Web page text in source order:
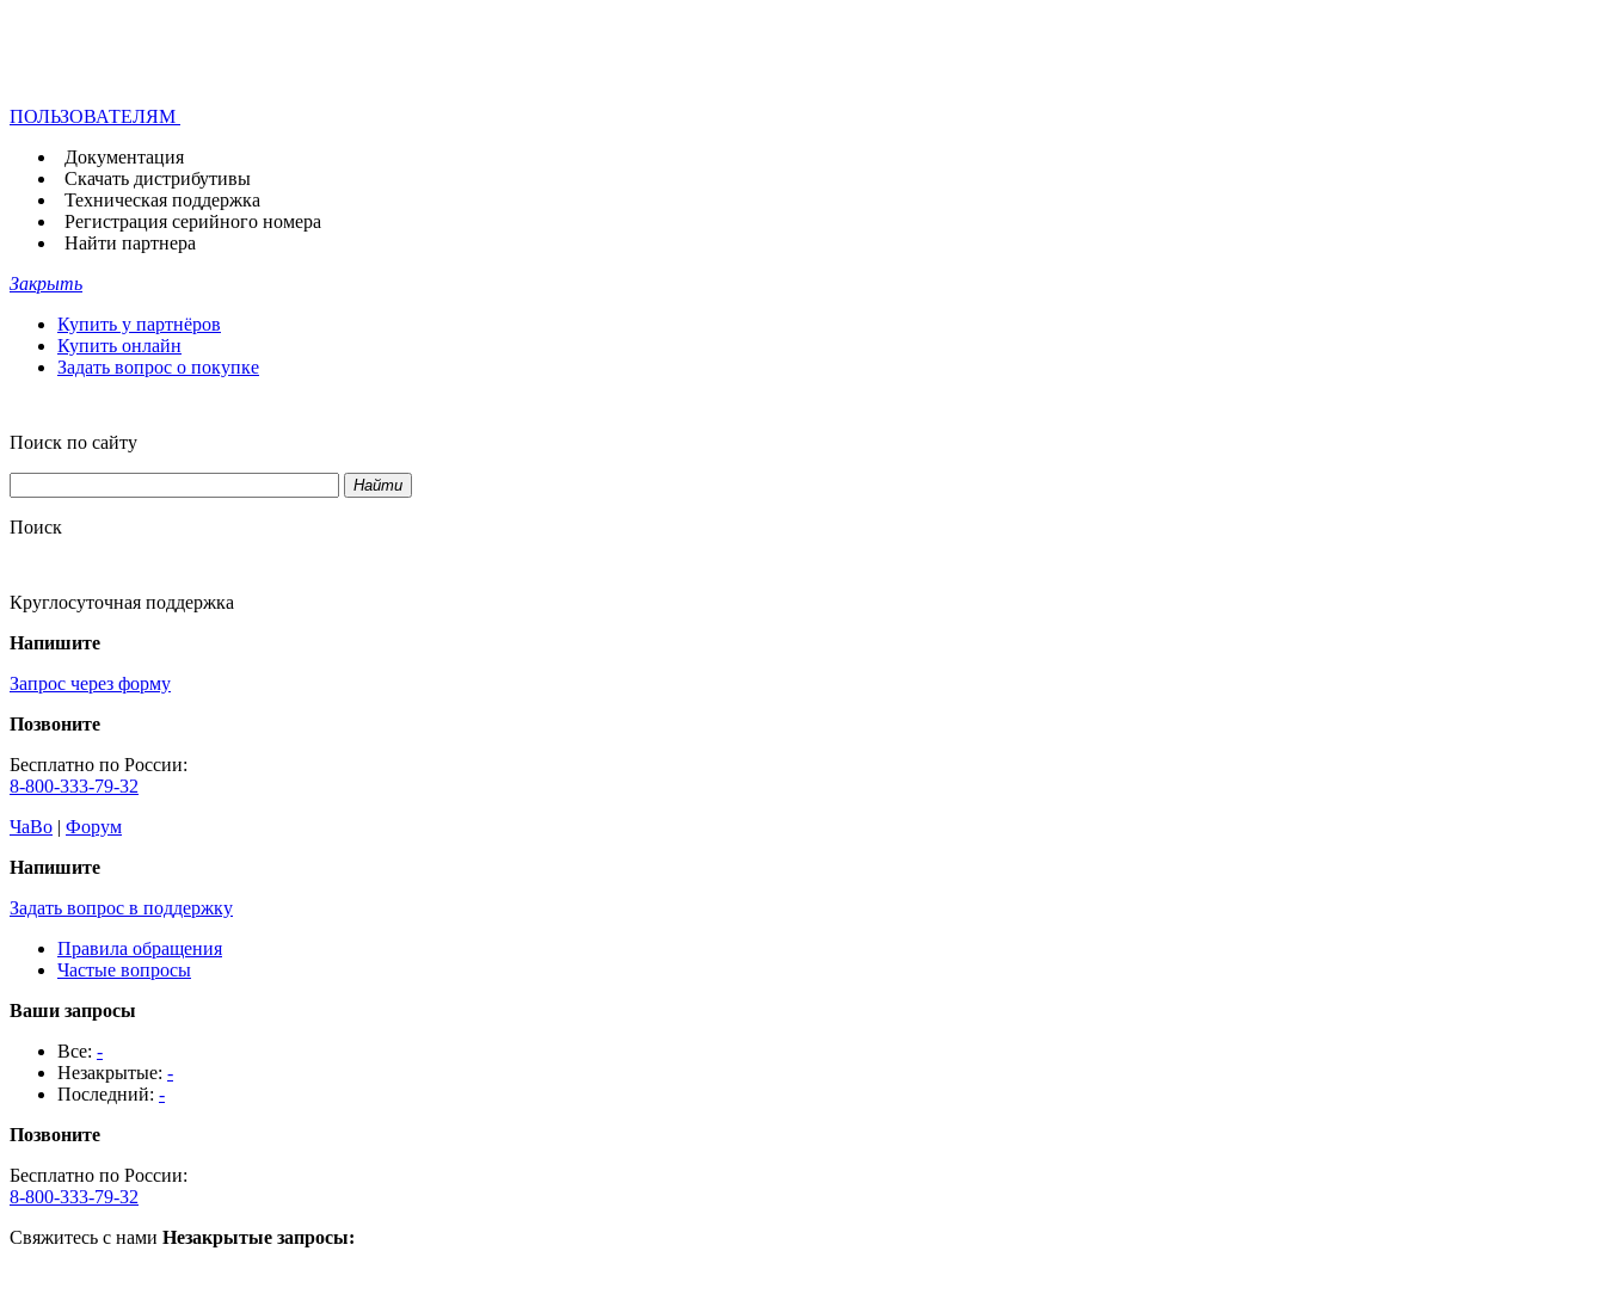
ПОЛЬЗОВАТЕЛЯМ
Документация
Скачать дистрибутивы
Техническая поддержка
Регистрация серийного номера
Найти партнера
Закрыть
Купить у партнёров
Купить онлайн
Задать вопрос о покупке
Поиск по сайту
Найти
Поиск
Круглосуточная поддержка
Напишите
Запрос через форму
Позвоните
Бесплатно по России:
8-800-333-79-32
ЧаВо | Форум
Напишите
Задать вопрос в поддержку
Правила обращения
Частые вопросы
Ваши запросы
Все: -
Незакрытые: -
Последний: -
Позвоните
Бесплатно по России:
8-800-333-79-32
Свяжитесь с нами Незакрытые запросы: